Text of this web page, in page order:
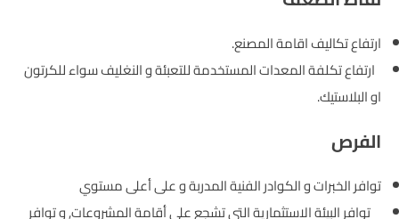
ارتفاع تكاليف اقامة المصنع.
ارتفاع تكلفة المعدات المستخدمة للتعبئة و النغليف سواء للكرتون
او البلاستيك.
الفرص
توافر الخبرات و الكوادر الفنية المدربة و على أعلى مستوي
توافر البيئة الاستثمارية التي تشجع على أقامة المشروعات, و توافر